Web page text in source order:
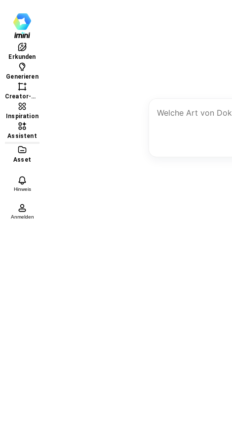
Erkunden
Generieren
Creator-
Labor
Inspiration
Assistent
Asset
Hinweis
Anmelden